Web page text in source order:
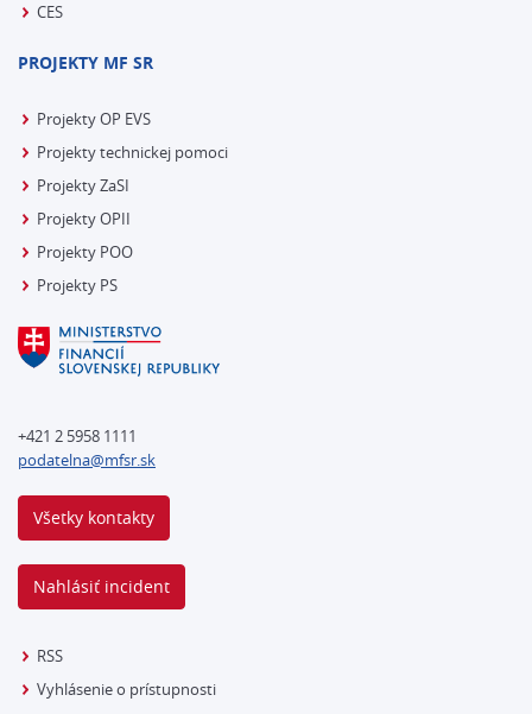
CES
PROJEKTY MF SR
Projekty OP EVS
Projekty technickej pomoci
Projekty ZaSI
Projekty OPII
Projekty POO
Projekty PS
+421 2 5958 1111
podatelna@mfsr.sk
Všetky kontakty
Nahlásiť incident
RSS
Vyhlásenie o prístupnosti